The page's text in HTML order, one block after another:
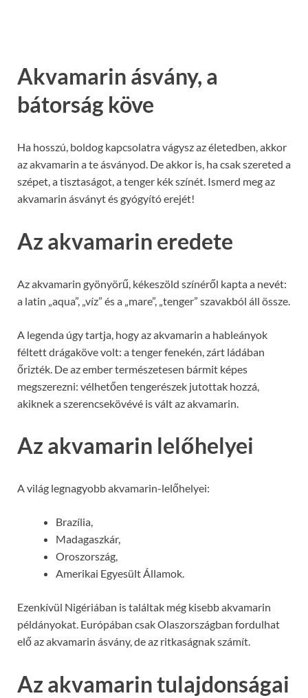
Akvamarin ásvány, a
bátorság köve
Ha hosszú, boldog kapcsolatra vágysz az életedben, akkor
az akvamarin a te ásványod. De akkor is, ha csak szereted a
szépet, a tisztaságot, a tenger kék színét. Ismerd meg az
akvamarin ásványt és gyógyító erejét!
Az akvamarin eredete
Az akvamarin gyönyörű, kékeszöld színéről kapta a nevét:
a latin „aqua”, „víz” és a „mare”, „tenger” szavakból áll össze.
A legenda úgy tartja, hogy az akvamarin a hableányok
féltett drágaköve volt: a tenger fenekén, zárt ládában
őrizték. De az ember természetesen bármit képes
megszerezni: vélhetően tengerészek jutottak hozzá,
akiknek a szerencsekövévé is vált az akvamarin.
Az akvamarin lelőhelyei
A világ legnagyobb akvamarin-lelőhelyei:
Brazília,
Madagaszkár,
Oroszország,
Amerikai Egyesült Államok.
Ezenkívül Nigériában is találtak még kisebb akvamarin
példányokat. Európában csak Olaszországban fordulhat
elő az akvamarin ásvány, de az ritkaságnak számít.
Az akvamarin tulajdonságai